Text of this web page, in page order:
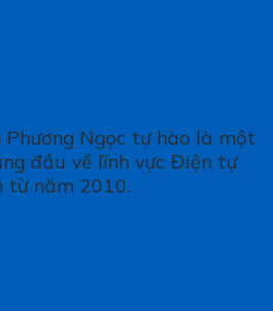
Phương Ngọc tự hào là một
đầu về lĩnh vực Điện tự
từ năm 2010.